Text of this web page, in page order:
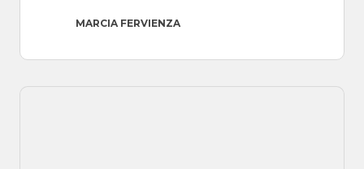
MARCIA FERVIENZA